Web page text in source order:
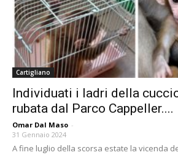
Cartigliano
Individuati i ladri della
rubata dal Parco Cappeller....
Omar Dal Maso -
31 Gennaio 2024
A fine luglio della scorsa estate la vicenda